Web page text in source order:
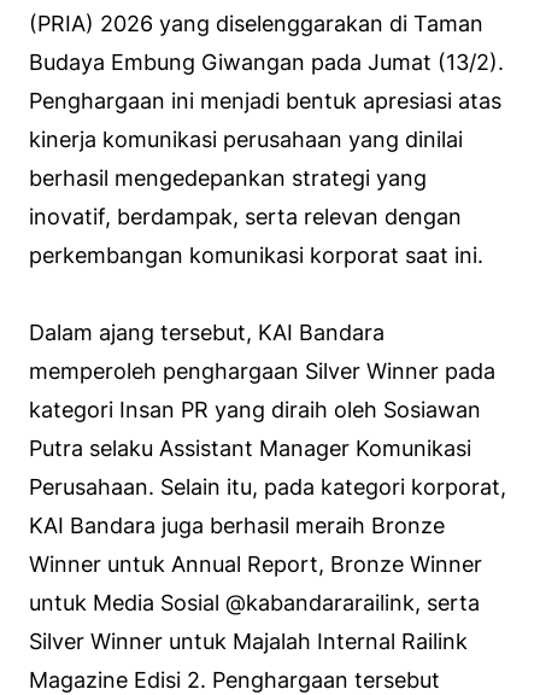
(PRIA) 2026 yang diselenggarakan di Taman
Budaya Embung Giwangan pada Jumat (13/2).
Penghargaan ini menjadi bentuk apresiasi atas
kinerja komunikasi perusahaan yang dinilai
berhasil mengedepankan strategi yang
inovatif, berdampak, serta relevan dengan
perkembangan komunikasi korporat saat ini.
Dalam ajang tersebut, KAI Bandara
memperoleh penghargaan Silver Winner pada
kategori Insan PR yang diraih oleh Sosiawan
Putra selaku Assistant Manager Komunikasi
Perusahaan. Selain itu, pada kategori korporat,
KAI Bandara juga berhasil meraih Bronze
Winner untuk Annual Report, Bronze Winner
untuk Media Sosial @kabandararailink, serta
Silver Winner untuk Majalah Internal Railink
Magazine Edisi 2. Penghargaan tersebut